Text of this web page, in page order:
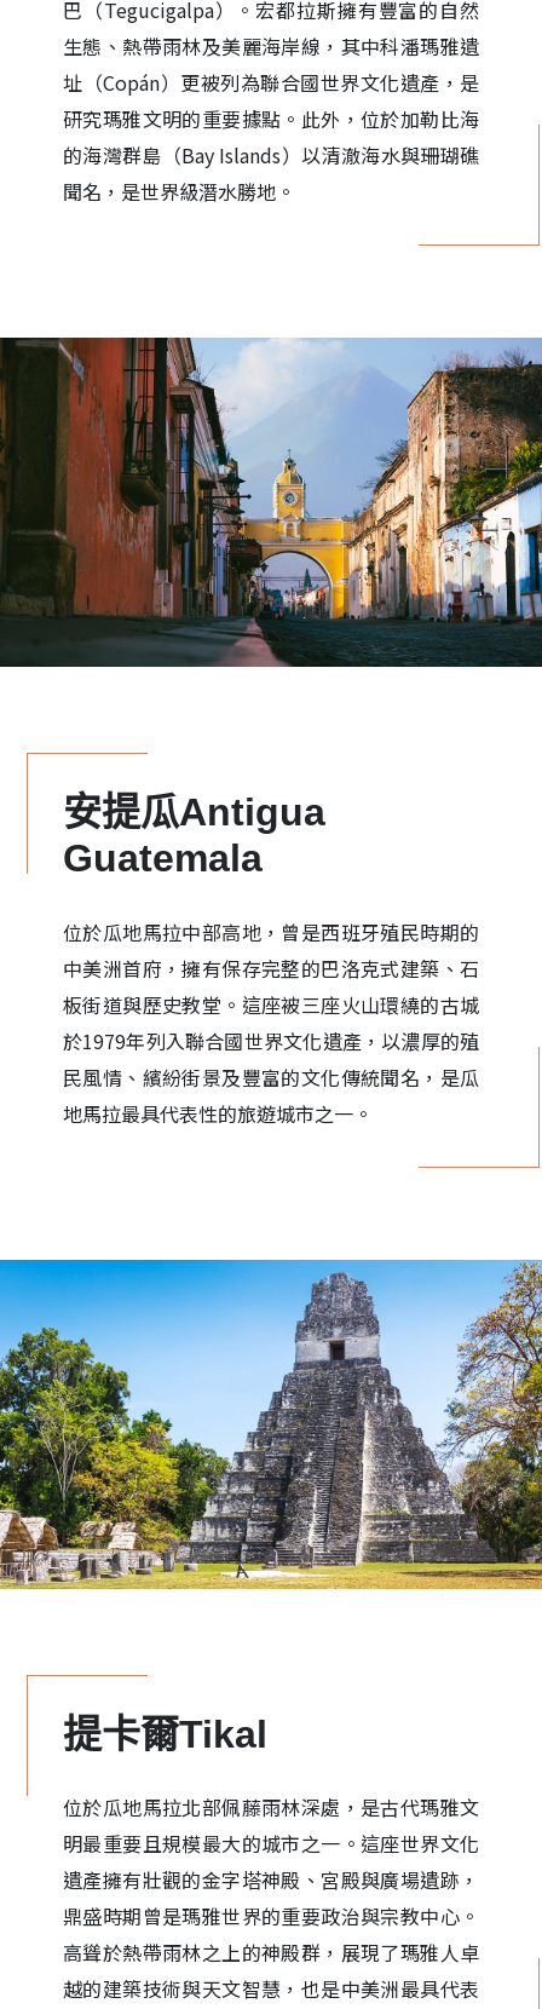
巴（Tegucigalpa）。宏都拉斯擁有豐富的自然
生態、熱帶雨林及美麗海岸線，其中科潘瑪雅遺
址（Copán）更被列為聯合國世界文化遺產，是
研究瑪雅文明的重要據點。此外，位於加勒比海
的海灣群島（Bay Islands）以清澈海水與珊瑚礁
聞名，是世界級潛水勝地。
安提瓜Antigua
Guatemala
位於瓜地馬拉中部高地，曾是西班牙殖民時期的
中美洲首府，擁有保存完整的巴洛克式建築、石
板街道與歷史教堂。這座被三座火山環繞的古城
於1979年列入聯合國世界文化遺產，以濃厚的殖
民風情、繽紛街景及豐富的文化傳統聞名，是瓜
地馬拉最具代表性的旅遊城市之一。
提卡爾Tikal
位於瓜地馬拉北部佩藤雨林深處，是古代瑪雅文
明最重要且規模最大的城市之一。這座世界文化
遺產擁有壯觀的金字塔神殿、宮殿與廣場遺跡，
鼎盛時期曾是瑪雅世界的重要政治與宗教中心。
高聳於熱帶雨林之上的神殿群，展現了瑪雅人卓
越的建築技術與天文智慧，也是中美洲最具代表